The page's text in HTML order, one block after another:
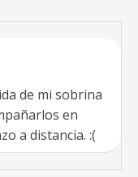
de mi sobrina
en
a distancia. :(